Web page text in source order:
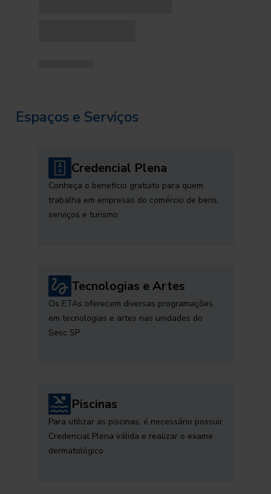
Espaços e Serviços
Credencial Plena
Conheça o benefício gratuito para quem
trabalha em empresas do comércio de bens,
serviços e turismo
Tecnologias e Artes
Os ETAs oferecem diversas programações
em tecnologias e artes nas unidades do
Sesc SP
Piscinas
Para utilizar as piscinas, é necessário possuir
Credencial Plena válida e realizar o exame
dermatológico